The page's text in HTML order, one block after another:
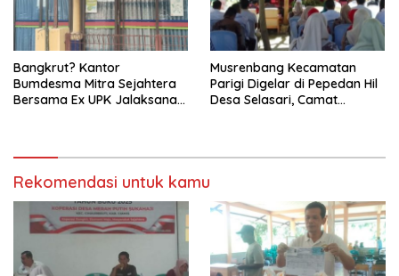
Bangkrut? Kantor
Bumdesma Mitra Sejahtera
Bersama Ex UPK Jalaksana
Musrenbang Kecamatan
Parigi Digelar di Pepedan Hil
Desa Selasari, Camat
Rekomendasi untuk kamu